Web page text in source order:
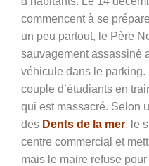
commencent à se
un peu partout, le Père
sauvagement assassiné
véhicule dans le parking.
couple d’étudiants en
qui est massacré. Selon
des Dents de la mer, le
centre commercial et
mais le maire refuse